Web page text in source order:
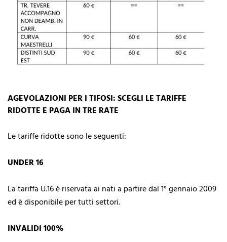
AGEVOLAZIONI PER I TIFOSI: SCEGLI LE TARIFFE
RIDOTTE E PAGA IN TRE RATE
Le tariffe ridotte sono le seguenti:
UNDER 16
La tariffa U.16 è riservata ai nati a partire dal 1° gennaio 2009
ed è disponibile per tutti settori.
INVALIDI 100%